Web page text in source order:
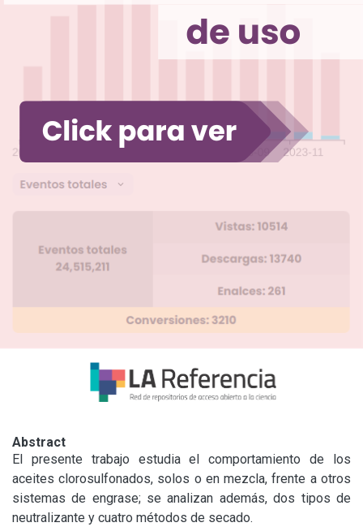
Abstract
El presente trabajo estudia el comportamiento de los
aceites clorosulfonados, solos o en mezcla, frente a otros
sistemas de engrase; se analizan además, dos tipos de
neutralizante y cuatro métodos de secado.